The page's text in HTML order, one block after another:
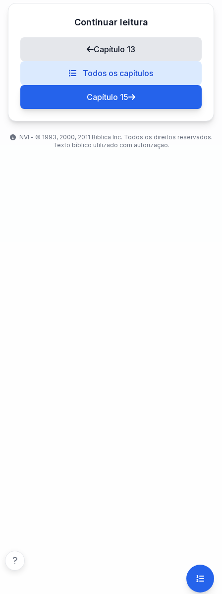
Continuar leitura
Capítulo 13
Todos os capítulos
Capítulo 15
NVI - ©️ 1993, 2000, 2011 Biblica Inc. Todos os direitos reservados.
Texto bíblico utilizado com autorização.